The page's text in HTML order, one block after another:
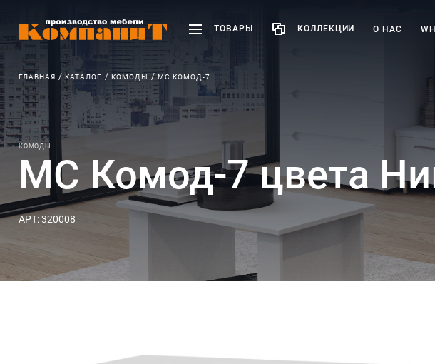
ТОВАРЫ КОЛЛЕКЦИИ О НАС
ГЛАВНАЯ КАТАЛОГ КОМОДЫ МС КОМОД-7
КОМОДЫ
МС Комод-7 цвета
АРТ: 320008